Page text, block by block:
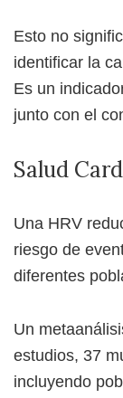
Esto no
identificar la
Es un
junto con el
Salud
Una HRV
riesgo de
diferentes
Un
estudios, 37
incluyendo